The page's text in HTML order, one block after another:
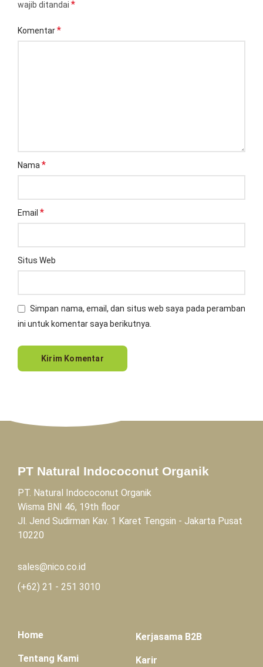
wajib ditandai *
Komentar*
Nama *
Email *
Situs Web
Simpan nama, email, dan situs web saya pada peramban
ini untuk komentar saya berikutnya.
PT Natural Indococonut Organik
PT. Natural Indococonut Organik
Wisma BNI 46, 19th floor
Jl. Jend Sudirman Kav. 1 Karet Tengsin - Jakarta Pusat
10220
sales@nico.co.id
(+62) 21 - 251 3010
Home
Tentang Kami
Kerjasama B2B
Karir